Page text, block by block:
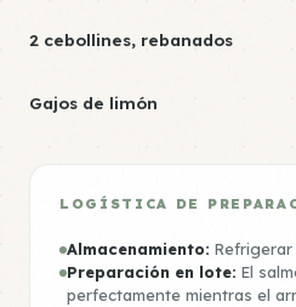
2 cebollines, rebanados
Gajos de limón
LOGÍSTICA DE
Almacenamiento:
Preparación en lote: El
perfectamente mientras el